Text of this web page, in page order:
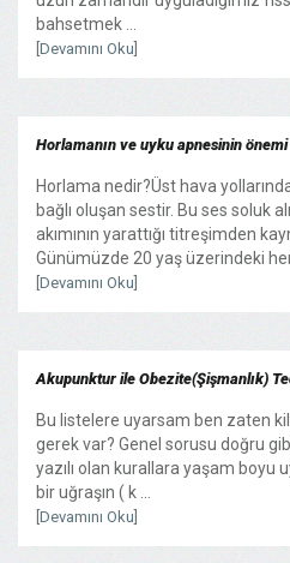
bahsetmek ...
[Devamını Oku]
Horlamanın ve uyku apnesinin
Horlama nedir?Üst hava
bağlı oluşan sestir. Bu ses soluk
akımının yarattığı titreşimden
Günümüzde 20 yaş üzerindeki her
[Devamını Oku]
Akupunktur ile Obezite(Şişmanlık)
Bu listelere uyarsam ben zaten
gerek var? Genel sorusu doğru
yazılı olan kurallara yaşam boyu
bir uğraşın ( k ...
[Devamını Oku]